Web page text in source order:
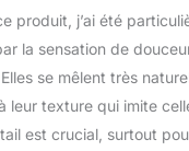
durables.
de cheveux
couture sont
parfaitement
cheveux
produit, j’ai été
la sensation de
se mêlent très
leur texture qui imite
est crucial, surtout